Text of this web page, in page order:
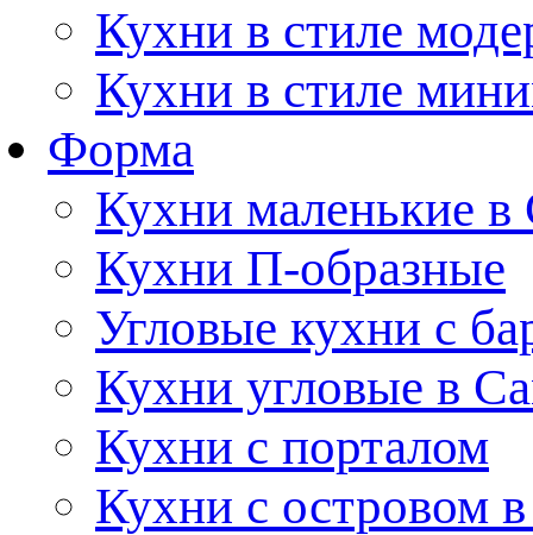
Кухни в стиле
Кухни в стиле
Форма
Кухни маленькие в
Кухни П-образные
Угловые кухни с
Кухни угловые в
Кухни с порталом
Кухни с островом